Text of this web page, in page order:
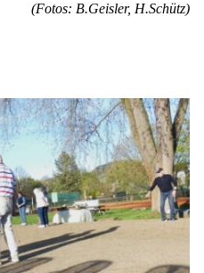
(Fotos: B.Geisler, H.Schütz)